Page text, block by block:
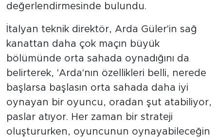
değerlendirmesinde bulundu.
İtalyan teknik direktör, Arda Güler'in sağ
kanattan daha çok maçın büyük
bölümünde orta sahada oynadığını da
belirterek, 'Arda'nın özellikleri belli, nerede
başlarsa başlasın orta sahada daha iyi
oynayan bir oyuncu, oradan şut atabiliyor,
paslar atıyor. Her zaman bir strateji
oluştururken, oyuncunun oynayabileceğin